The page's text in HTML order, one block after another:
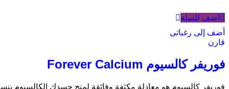
اضف للسلة
أضف إلى رغباتى
قارن
فوريفر كالسيوم Forever Calcium
فوريفر كالسيوم هو معادلة مكثفة وفائقة لمنح جسدك الكالسيوم بنسبة 100% للحفاظ على الهيكل العظمى والاسنان وايضا صحه الجهاز